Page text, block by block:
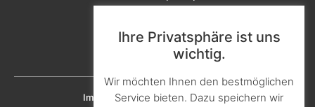
Karriere & Ausbildung
Downloads
Imprint Privacy policyCookie policy
Ihre Privatsphäre ist uns
wichtig.
Wir möchten Ihnen den bestmöglichen
Service bieten. Dazu speichern wir